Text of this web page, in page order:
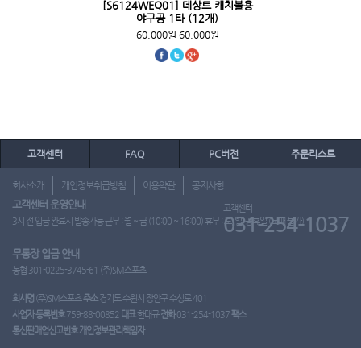
[S6124WEQ01] 데상트 캐치볼용
야구공 1타 (12개)
60,000원60,000원
고객센터 FAQ PC버전 주문리스트
회사소개 개인정보취급방침 이용약관 공지사항
고객센터 운영안내
3시 전 입금 완료시 발송가능 근무 : 월 ~ 금 (10:00 ~ 16:00) 휴무 : 토, 일, 공휴일 (도매 불가)
고객센터
031-254-1037
무통장 입금 안내
농협 301-0225-3745-61 (주)SM스포츠
회사명 (주)SM스포츠주소경기도 수원시 장안구 수성로 401
사업자 등록번호759-88-00852 대표한대규 전화031-254-1037팩스
통신판매업신고번호 개인정보관리책임자